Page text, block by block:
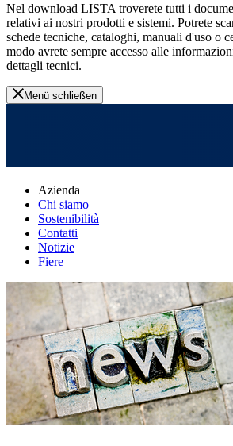
Nel download LISTA troverete tutti i
relativi ai nostri prodotti e sistemi. Potrete
schede tecniche, cataloghi, manuali d'uso o
modo avrete sempre accesso alle
dettagli tecnici.
Menü schließen
Azienda
Chi siamo
Sostenibilità
Contatti
Notizie
Fiere